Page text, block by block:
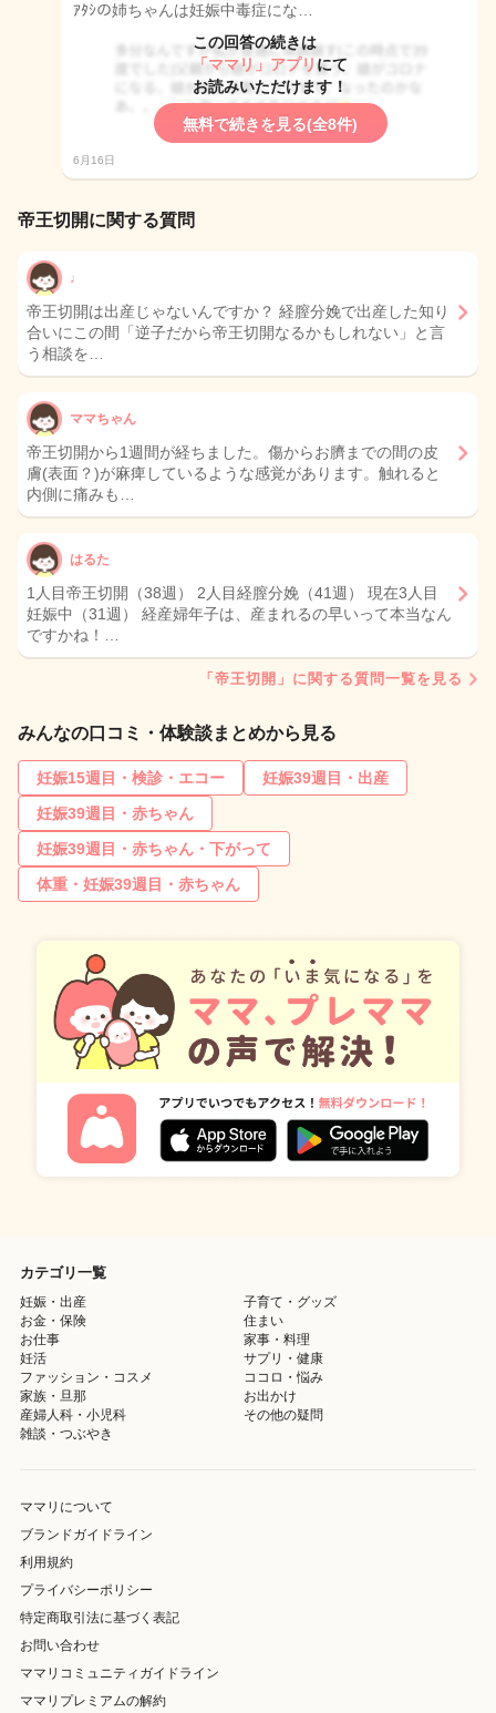
ｱﾀｼの姉ちゃんは妊娠中毒症にな…
この回答の続きは
「ママリ」アプリ にて
お読みいただけます！
無料で続きを見る(全8件)
6月16日
帝王切開に関する質問
♩
帝王切開は出産じゃないんですか？ 経膣分娩で出産した知り
合いにこの間「逆子だから帝王切開なるかもしれない」と言
う相談を…
ママちゃん
帝王切開から1週間が経ちました。傷からお臍までの間の皮
膚(表面？)が麻痺しているような感覚があります。触れると
内側に痛みも…
はるた
1人目帝王切開（38週） 2人目経膣分娩（41週） 現在3人目
妊娠中（31週） 経産婦年子は、産まれるの早いって本当なん
ですかね！…
「帝王切開」に関する質問一覧を見る
みんなの口コミ・体験談まとめから見る
妊娠15週目・検診・エコー
妊娠39週目・出産
妊娠39週目・赤ちゃん
妊娠39週目・赤ちゃん・下がって
体重・妊娠39週目・赤ちゃん
カテゴリ一覧
妊娠・出産
子育て・グッズ
お金・保険
住まい
お仕事
家事・料理
妊活
サプリ・健康
ファッション・コスメ
ココロ・悩み
家族・旦那
お出かけ
産婦人科・小児科
その他の疑問
雑談・つぶやき
ママリについて
ブランドガイドライン
利用規約
プライバシーポリシー
特定商取引法に基づく表記
お問い合わせ
ママリコミュニティガイドライン
ママリプレミアムの解約